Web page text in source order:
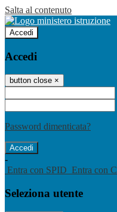
Salta al contenuto
Accedi
Accedi
button close ×
Password dimenticata?
-
Entra con SPID Entra con
Seleziona utente